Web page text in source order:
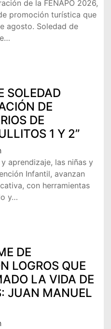
de la FENAPO 2026,
promoción turística que
agosto. Soledad de
SOLEDAD
DE
DE
1 Y 2”
aprendizaje, las niñas y
Infantil, avanzan
con herramientas
y…
DE
LOGROS QUE
LA VIDA DE
JUAN MANUEL